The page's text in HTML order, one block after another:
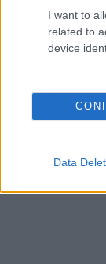
I want to
related to
device
Data
διαδικτύου.
πανελλαδικό
Ενδυνάμωσης